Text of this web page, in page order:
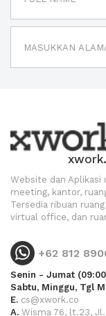
Website dan
meeting, kantor,
Tersedia ribuan
virtual office, dan
+62 812
Senin - Jumat
Sabtu, Minggu, Tgl
E. cs@xwork.co
A. Wisma 76, lt.23, Jl.